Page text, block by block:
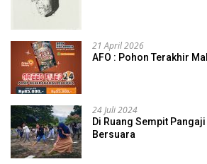
21 April 2026
AFO : Pohon Terakhir
24 Juli 2024
Di Ruang Sempit
Bersuara